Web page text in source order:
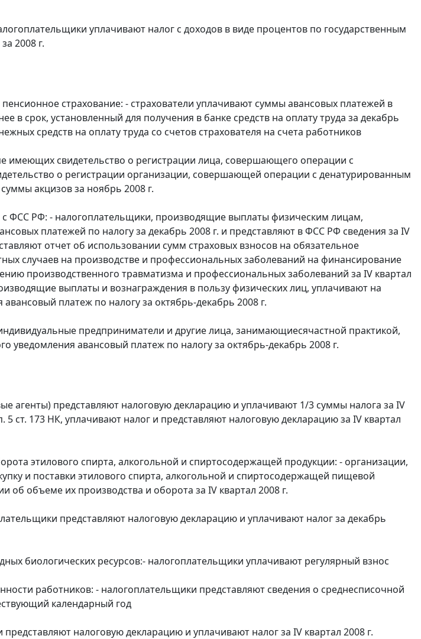
уплачивают налог с доходов в виде процентов по государственным
2008 г.
страхование: - страхователи уплачивают суммы авансовых платежей в
в срок, установленный для получения в банке средств на оплату труда за декабрь
средств на оплату труда со счетов страхователя на счета работников
имеющих свидетельство о регистрации лица, совершающего операции с
о регистрации организации, совершающей операции с денатурированным
акцизов за ноябрь 2008 г.
ФСС РФ: - налогоплательщики, производящие выплаты физическим лицам,
платежей по налогу за декабрь 2008 г. и представляют в ФСС РФ сведения за IV
отчет об использовании сумм страховых взносов на обязательное
случаев на производстве и профессиональных заболеваний на финансирование
производственного травматизма и профессиональных заболеваний за IV квартал
выплаты и вознаграждения в пользу физических лиц, уплачивают на
платеж по налогу за октябрь-декабрь 2008 г.
предприниматели и другие лица, занимающиесячастной практикой,
уведомления авансовый платеж по налогу за октябрь-декабрь 2008 г.
агенты) представляют налоговую декларацию и уплачивают 1/3 суммы налога за IV
5 ст. 173 НК, уплачивают налог и представляют налоговую декларацию за IV квартал
этилового спирта, алкогольной и спиртосодержащей продукции: - организации,
и поставки этилового спирта, алкогольной и спиртосодержащей пищевой
об объеме их производства и оборота за IV квартал 2008 г.
представляют налоговую декларацию и уплачивают налог за декабрь
биологических ресурсов:- налогоплательщики уплачивают регулярный взнос
работников: - налогоплательщики представляют сведения о среднесписочной
календарный год
налоговую декларацию и уплачивают налог за IV квартал 2008 г.